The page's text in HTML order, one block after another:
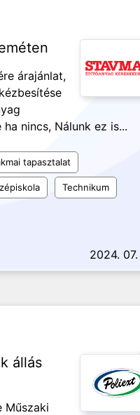
árajánlat,
nincs, Nálunk ez is...
tapasztalat
Technikum
2024.
állás
Műszaki